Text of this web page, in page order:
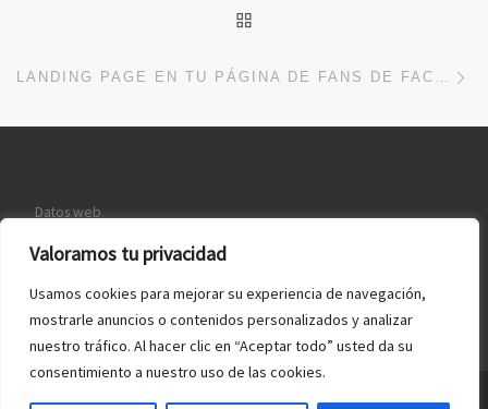
Valoramos tu privacidad
Usamos cookies para mejorar su experiencia de navegación,
mostrarle anuncios o contenidos personalizados y analizar
nuestro tráfico. Al hacer clic en “Aceptar todo” usted da su
consentimiento a nuestro uso de las cookies.
LANDING PAGE EN TU PÁGINA DE FANS DE FACEBOOK
Datos web
Política de Cookies